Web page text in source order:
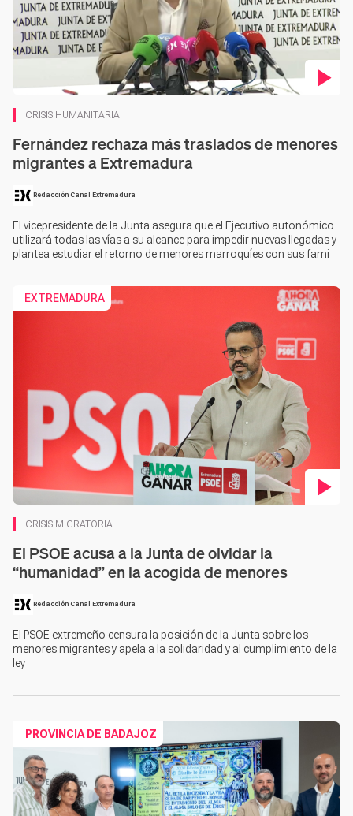
CRISIS HUMANITARIA
Fernández rechaza más traslados de menores
migrantes a Extremadura
Redacción Canal Extremadura
El vicepresidente de la Junta asegura que el Ejecutivo autonómico
utilizará todas las vías a su alcance para impedir nuevas llegadas y
plantea estudiar el retorno de menores marroquíes con sus fami
EXTREMADURA
CRISIS MIGRATORIA
El PSOE acusa a la Junta de olvidar la
“humanidad” en la acogida de menores
Redacción Canal Extremadura
El PSOE extremeño censura la posición de la Junta sobre los
menores migrantes y apela a la solidaridad y al cumplimiento de la
ley
PROVINCIA DE BADAJOZ